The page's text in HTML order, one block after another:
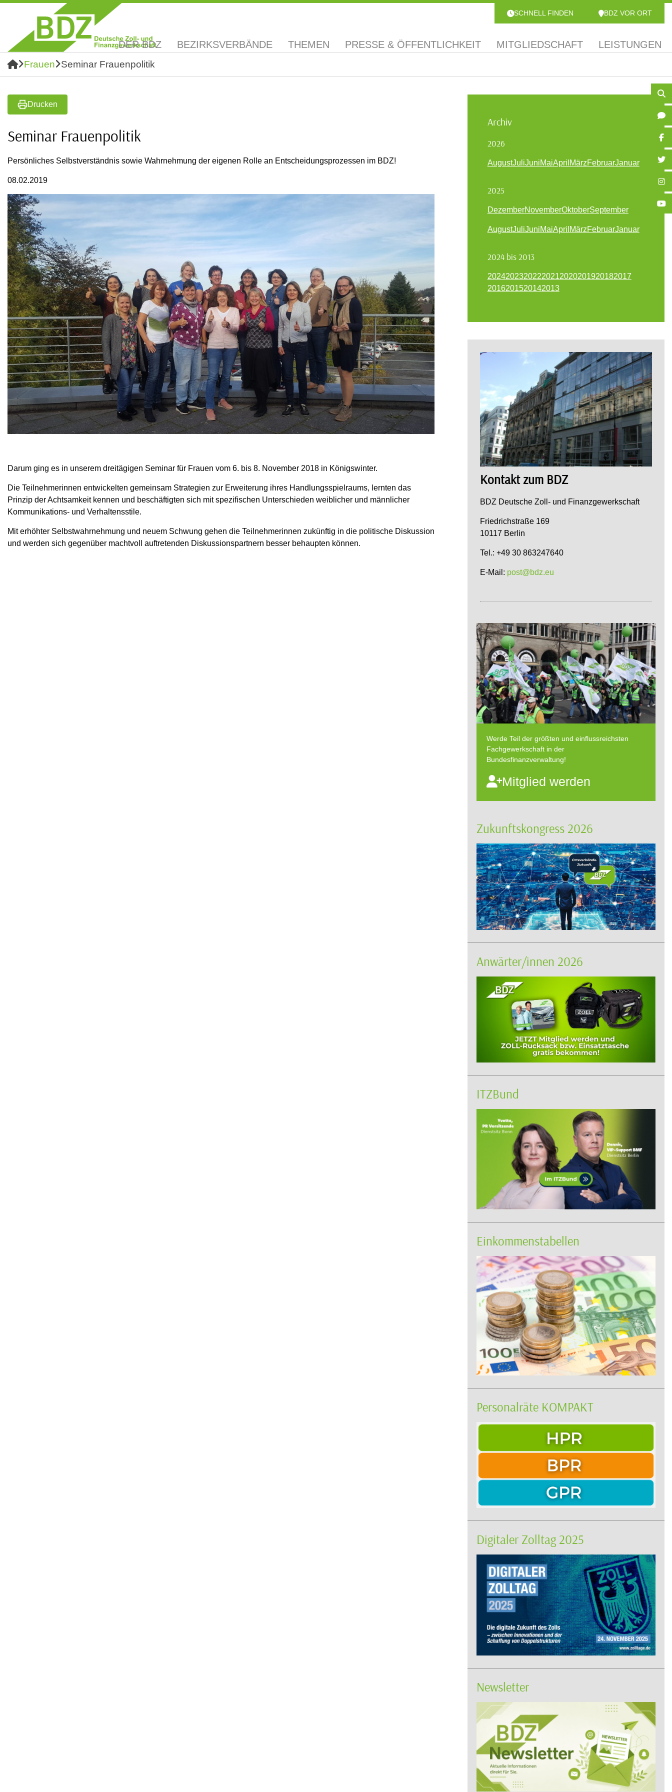
SCHNELL FINDEN BDZ VOR ORT
DER BDZ BEZIRKSVERBÄNDE THEMEN PRESSE & ÖFFENTLICHKEIT MITGLIEDSCHAFT LEISTUNGEN
Frauen Seminar Frauenpolitik
Drucken
Seminar Frauenpolitik
Persönliches Selbstverständnis sowie Wahrnehmung der eigenen Rolle an Entscheidungsprozessen im BDZ!
08.02.2019
Darum ging es in unserem dreitägigen Seminar für Frauen vom 6. bis 8. November 2018 in Königswinter.
Die Teilnehmerinnen entwickelten gemeinsam Strategien zur Erweiterung ihres Handlungsspielraums, lernten das
Prinzip der Achtsamkeit kennen und beschäftigten sich mit spezifischen Unterschieden weiblicher und männlicher
Kommunikations- und Verhaltensstile.
Mit erhöhter Selbstwahrnehmung und neuem Schwung gehen die Teilnehmerinnen zukünftig in die politische Diskussion
und werden sich gegenüber machtvoll auftretenden Diskussionspartnern besser behaupten können.
Archiv
2026
AugustJuliJuniMaiApril MärzFebruarJanuar
2025
DezemberNovemberOktoberSeptember
AugustJuliJuniMaiApril MärzFebruarJanuar
2024 bis 2013
20242023202220212020201920182017
2016201520142013
Kontakt zum BDZ
BDZ Deutsche Zoll- und Finanzgewerkschaft
Friedrichstraße 169
10117 Berlin
Tel.: +49 30 863247640
E-Mail: post@bdz.eu
Werde Teil der größten und einflussreichsten
Fachgewerkschaft in der
Bundesfinanzverwaltung!
Mitglied werden
Zukunftskongress 2026
Anwärter/innen 2026
ITZBund
Einkommenstabellen
Personalräte KOMPAKT
Digitaler Zolltag 2025
Newsletter